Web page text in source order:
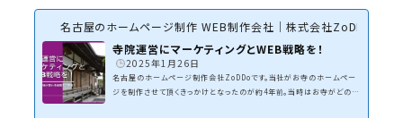
名古屋のホームページ制作 WEB制作会社｜株式会社ZoDDo
寺院運営にマーケティングとWEB戦略を！
2025年1月26日
名古屋のホームページ制作会社ZoDDoです。当社がお寺のホームペー
ジを制作させて頂くきっかけとなったのが約4年前。当時はお寺がどのよ